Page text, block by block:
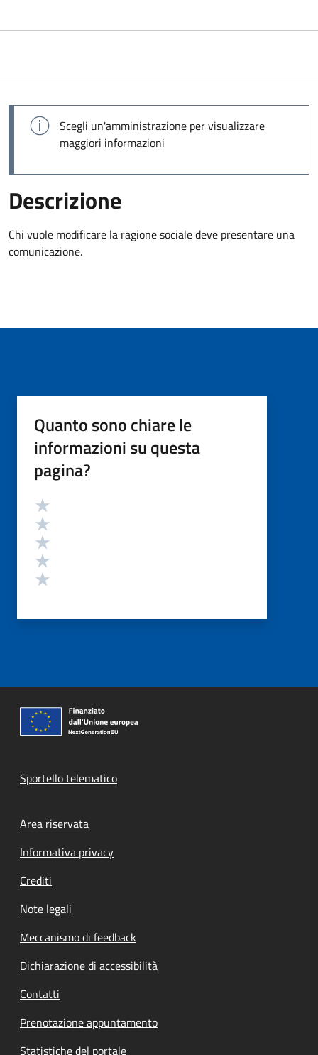
Scegli un'amministrazione per visualizzare
maggiori informazioni
Descrizione
Chi vuole modificare la ragione sociale deve presentare una
comunicazione.
Quanto sono chiare le
informazioni su questa
pagina?
Valutazione
Sportello telematico
Footer menu
Area riservata
Informativa privacy
Crediti
Note legali
Meccanismo di feedback
Dichiarazione di accessibilità
Contatti
Prenotazione appuntamento
Statistiche del portale